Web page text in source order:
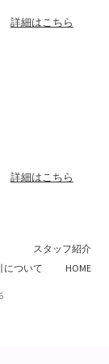
詳細はこちら
詳細はこちら
スタッフ紹介
について HOME